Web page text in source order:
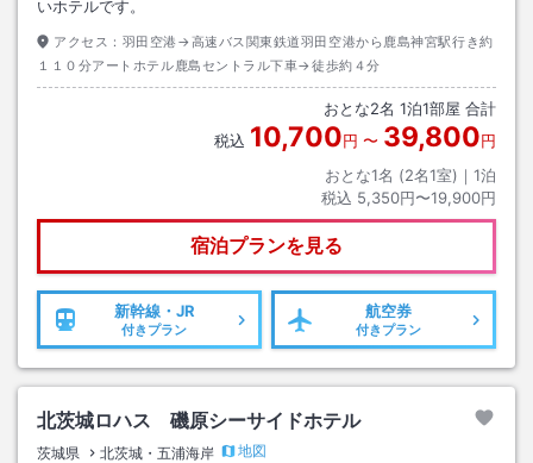
いホテルです。
アクセス： 羽田空港→高速バス関東鉄道羽田空港から鹿島神宮駅行き約
１１０分アートホテル鹿島セントラル下車→徒歩約４分
おとな2名 1泊1部屋 合計
税込 10,700円 〜 39,800円
おとな1名 (2名1室)｜ 1泊
税込 5,350円〜19,900円
宿泊プランを見る
新幹線・JR
付きプラン
航空券
付きプラン
北茨城ロハス 磯原シーサイドホテル
茨城県 北茨城・五浦海岸
地図